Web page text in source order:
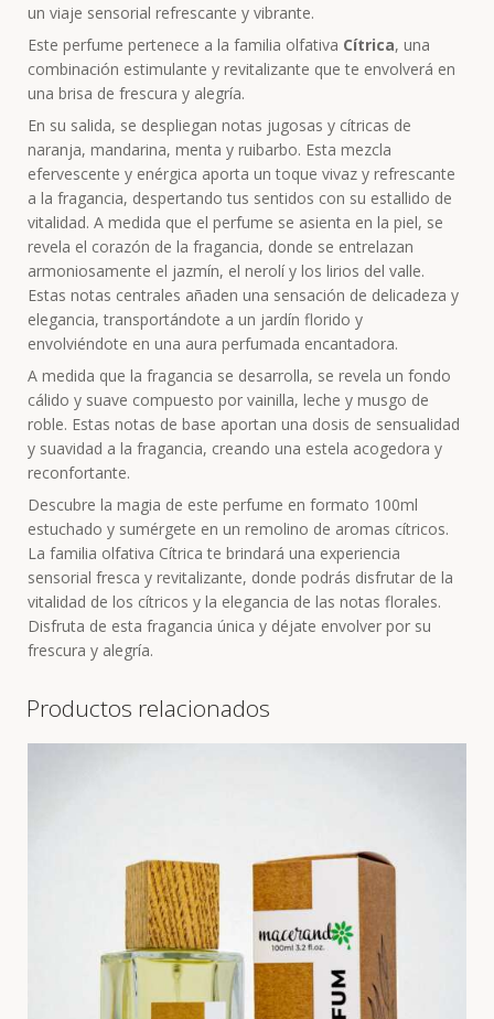
un viaje sensorial refrescante y vibrante.
Este perfume pertenece a la familia olfativa Cítrica, una
combinación estimulante y revitalizante que te envolverá en
una brisa de frescura y alegría.
En su salida, se despliegan notas jugosas y cítricas de
naranja, mandarina, menta y ruibarbo. Esta mezcla
efervescente y enérgica aporta un toque vivaz y refrescante
a la fragancia, despertando tus sentidos con su estallido de
vitalidad. A medida que el perfume se asienta en la piel, se
revela el corazón de la fragancia, donde se entrelazan
armoniosamente el jazmín, el nerolí y los lirios del valle.
Estas notas centrales añaden una sensación de delicadeza y
elegancia, transportándote a un jardín florido y
envolviéndote en una aura perfumada encantadora.
A medida que la fragancia se desarrolla, se revela un fondo
cálido y suave compuesto por vainilla, leche y musgo de
roble. Estas notas de base aportan una dosis de sensualidad
y suavidad a la fragancia, creando una estela acogedora y
reconfortante.
Descubre la magia de este perfume en formato 100ml
estuchado y sumérgete en un remolino de aromas cítricos.
La familia olfativa Cítrica te brindará una experiencia
sensorial fresca y revitalizante, donde podrás disfrutar de la
vitalidad de los cítricos y la elegancia de las notas florales.
Disfruta de esta fragancia única y déjate envolver por su
frescura y alegría.
Productos relacionados